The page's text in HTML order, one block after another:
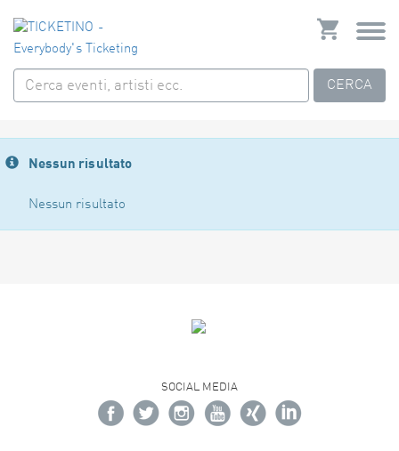
CERCA
Nessun risultato
Nessun risultato
SOCIAL MEDIA